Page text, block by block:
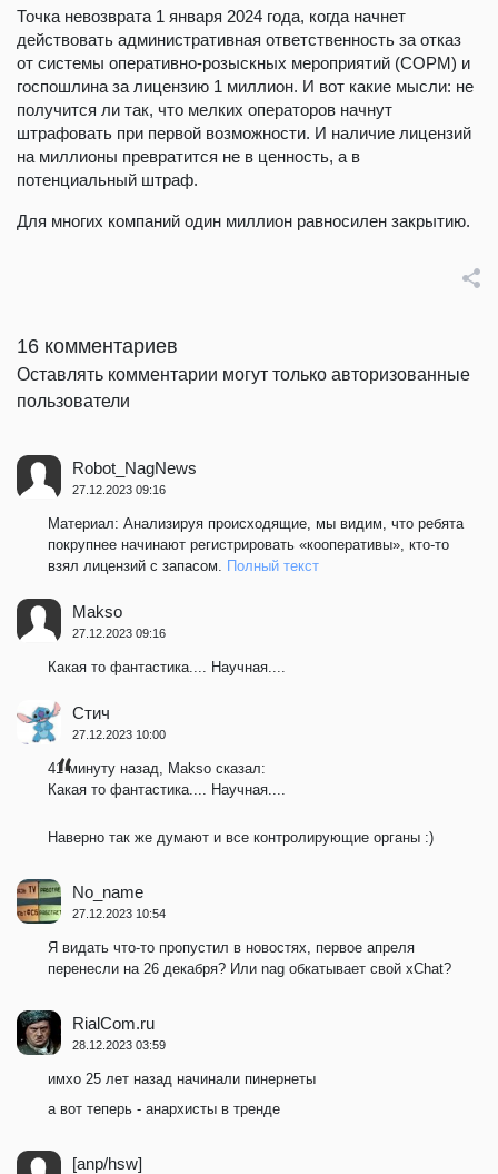
Точка невозврата 1 января 2024 года, когда начнет
действовать административная ответственность за отказ
от системы оперативно-розыскных мероприятий (СОРМ) и
госпошлина за лицензию 1 миллион. И вот какие мысли: не
получится ли так, что мелких операторов начнут
штрафовать при первой возможности. И наличие лицензий
на миллионы превратится не в ценность, а в
потенциальный штраф.
Для многих компаний один миллион равносилен закрытию.
16 комментариев
Оставлять комментарии могут только авторизованные
пользователи
Robot_NagNews
27.12.2023 09:16
Материал: Анализируя происходящие, мы видим, что ребята
покрупнее начинают регистрировать «кооперативы», кто-то
взял лицензий с запасом. Полный текст
Makso
27.12.2023 09:16
Какая то фантастика.... Научная....
Стич
27.12.2023 10:00
41 минуту назад, Makso сказал:
Какая то фантастика.... Научная....
Наверно так же думают и все контролирующие органы :)
No_name
27.12.2023 10:54
Я видать что-то пропустил в новостях, первое апреля
перенесли на 26 декабря? Или nag обкатывает свой xChat?
RialCom.ru
28.12.2023 03:59
имхо 25 лет назад начинали пинернеты
а вот теперь - анархисты в тренде
[anp/hsw]